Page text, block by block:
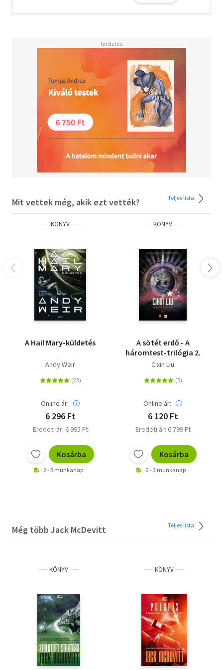
Mit vettek még, akik ezt vették? Teljes lista
KÖNYV
A Hail Mary-küldetés
Andy Weir
Online ár:
6 296 Ft
Eredeti ár: 6 995 Ft
Kosárba
2 - 3 munkanap
KÖNYV
A sötét erdő - A
háromtest-trilógia 2.
Cixin Liu
Online ár:
6 120 Ft
Eredeti ár: 6 799 Ft
Kosárba
2 - 3 munkanap
Még több Jack McDevitt Teljes lista
KÖNYV KÖNYV